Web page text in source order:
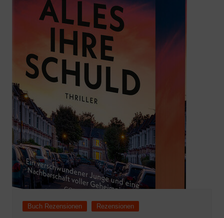
Buch Rezensionen Rezensionen